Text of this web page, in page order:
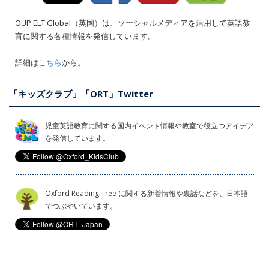
OUP ELT Global（英国）は、ソーシャルメディアを活用して英語教
育に関する各種情報を発信しています。
詳細はこちらから。
「キッズクラブ」「ORT」Twitter
児童英語教育に関する国内イベント情報や教室で役立つアイデア
を発信しています。
Oxford Reading Tree に関する新着情報や裏話などを、日本語
でつぶやいています。